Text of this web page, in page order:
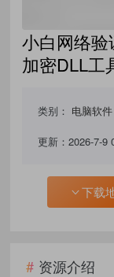
小白网络
加密DLL工
类别： 电脑软件
更新：2026-7-9
下载
资源介绍